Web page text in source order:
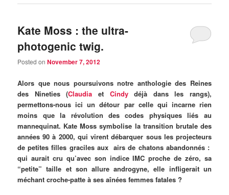
Kate Moss : the ultra-
photogenic twig.
Posted onNovember 7, 2012
Alors que nous poursuivons notre anthologie des Reines
des Nineties (Claudia et Cindydéjà dans les rangs),
permettons-nous ici un détour par celle qui incarne rien
moins que la révolution des codes physiques liés au
mannequinat. Kate Moss symbolise la transition brutale des
années 90 à 2000, qui virent débarquer sous les projecteurs
de petites filles graciles aux airs de chatons abandonnés :
qui aurait cru qu’avec son indice IMC proche de zéro, sa
“petite” taille et son allure androgyne, elle infligerait un
méchant croche-patte à ses aînées femmes fatales ?